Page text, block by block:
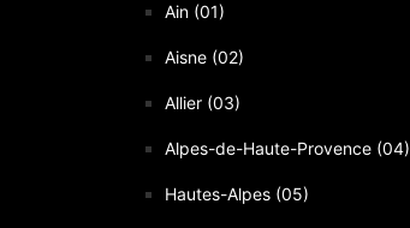
Ain (01)
Aisne (02)
Allier (03)
Alpes-de-Haute-Provence (04)
Hautes-Alpes (05)